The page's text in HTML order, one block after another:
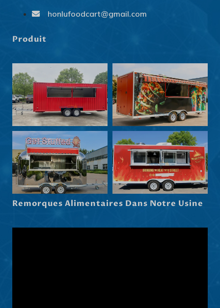
honlufoodcart@gmail.com
Produit
Remorques Alimentaires Dans Notre Usine
Slovenščina
Latviešu valoda
Dansk
Hrvatski
Српски језик
Norsk nynorsk
Maori
Eesti
Български
Slovenčina